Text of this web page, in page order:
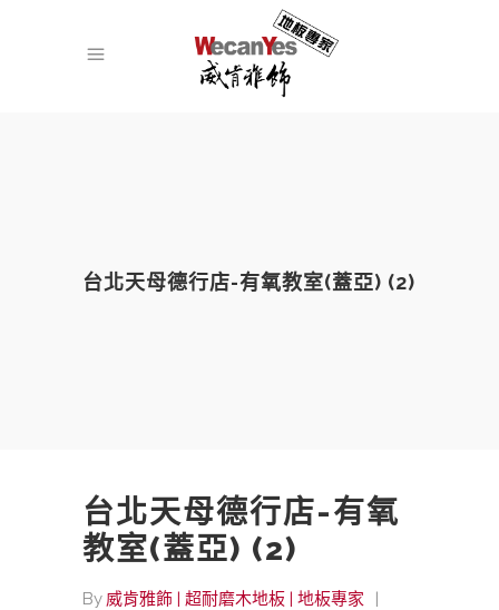
台北天母德行店-有氧教室(蓋亞) (2)
台北天母德行店-有氧
教室(蓋亞) (2)
By 威肯雅飾 | 超耐磨木地板 | 地板專家